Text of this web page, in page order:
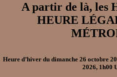
A partir de là, les
HEURE
Heure d’hiver du dimanche 26 octobre
2026, 1h00